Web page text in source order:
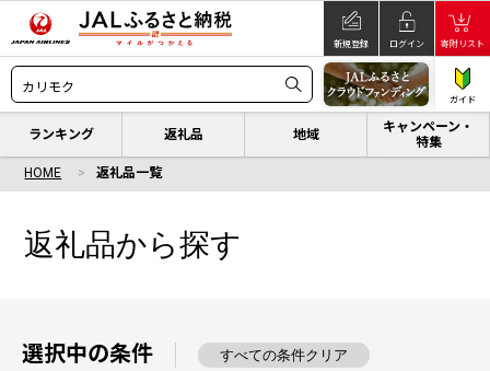
新規登録 ログイン 寄附リスト
ガイド
ランキング 返礼品 地域
キャンペーン・
特集
HOME 返礼品一覧
返礼品から探す
選択中の条件 すべての条件クリア